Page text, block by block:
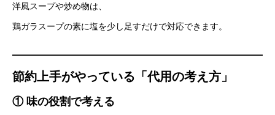
洋風スープや炒め物は、
鶏ガラスープの素に塩を少し足すだけで対応できます。
節約上手がやっている「代用の考え方」
① 味の役割で考える